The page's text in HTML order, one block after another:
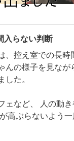
入らない判断
、控え室での長時
んの様子を見なが
した。
ェなど、 人の動
高ぶらないよう